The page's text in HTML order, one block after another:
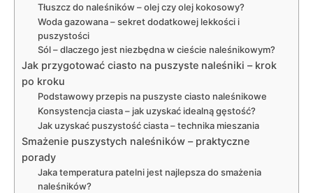
Tłuszcz do naleśników – olej czy olej kokosowy?
Woda gazowana – sekret dodatkowej lekkości i
puszystości
Sól – dlaczego jest niezbędna w cieście naleśnikowym?
Jak przygotować ciasto na puszyste naleśniki – krok
po kroku
Podstawowy przepis na puszyste ciasto naleśnikowe
Konsystencja ciasta – jak uzyskać idealną gęstość?
Jak uzyskać puszystość ciasta – technika mieszania
Smażenie puszystych naleśników – praktyczne
porady
Jaka temperatura patelni jest najlepsza do smażenia
naleśników?